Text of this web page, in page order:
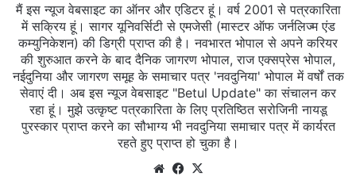
मैं इस न्यूज वेबसाइट का ऑनर और एडिटर हूं। वर्ष 2001 से पत्रकारिता
में सक्रिय हूं। सागर यूनिवर्सिटी से एमजेसी (मास्टर ऑफ जर्नलिज्म एंड
कम्युनिकेशन) की डिग्री प्राप्त की है। नवभारत भोपाल से अपने करियर
की शुरुआत करने के बाद दैनिक जागरण भोपाल, राज एक्सप्रेस भोपाल,
नईदुनिया और जागरण समूह के समाचार पत्र 'नवदुनिया' भोपाल में वर्षों तक
सेवाएं दी। अब इस न्यूज वेबसाइट "Betul Update" का संचालन कर
रहा हूं। मुझे उत्कृष्ट पत्रकारिता के लिए प्रतिष्ठित सरोजिनी नायडू
पुरस्कार प्राप्त करने का सौभाग्य भी नवदुनिया समाचार पत्र में कार्यरत
रहते हुए प्राप्त हो चुका है।
WebsiteFacebook